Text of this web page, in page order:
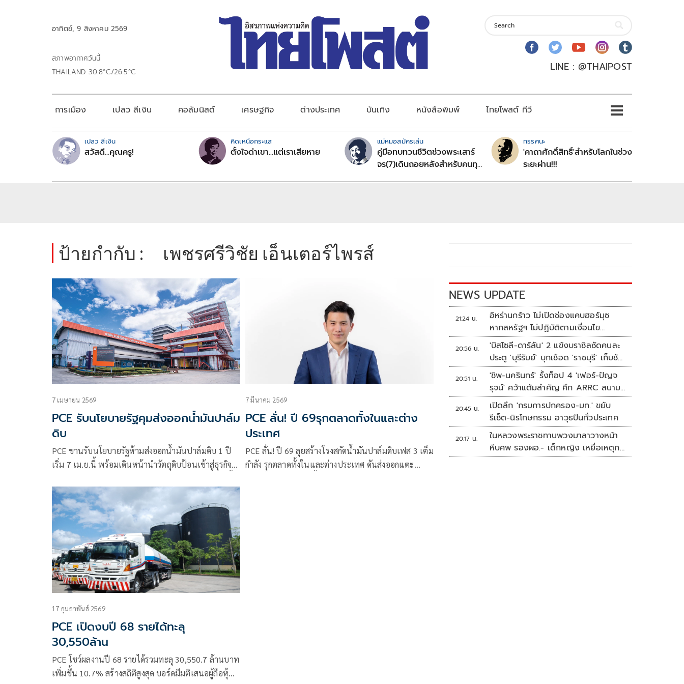
อาทิตย์, 9 สิงหาคม 2569
สภาพอากาศวันนี้
THAILAND 30.8°C/26.5°C
LINE : @THAIPOST
การเมือง เปลว สีเงิน คอลัมนิสต์ เศรษฐกิจ ต่างประเทศ บันเทิง หนังสือพิมพ์ ไทยโพสต์ ทีวี
เปลว สีเงิน
สวัสดี...คุณครู!
คิดเหนือกระแส
ตั้งใจด่าเขา...แต่เราเสียหาย
แม่หมอสมัครเล่น
คู่มือทบทวนชีวิตช่วงพระเสาร์
จร(7)เดินถอยหลังสำหรับคนทุก
ทรรศนะ
'คาถาศักดิ์สิทธิ์'สำหรับโลกในช่วง
ระยะผ่าน!!!
ป้ายกำกับ : เพชรศรีวิชัย เอ็นเตอร์ไพรส์
7 เมษายน 2569
PCE รับนโยบายรัฐคุมส่งออกน้ำมันปาล์ม
ดิบ
PCE ขานรับนโยบายรัฐห้ามส่งออกน้ำมันปาล์มดิบ 1 ปี
เริ่ม 7 เม.ย.นี้ พร้อมเดินหน้านำวัตถุดิบป้อนเข้าสู่ธุรกิจ
พร้อมตอกย้ำศักยภาพโครงสร้างธุรกิจครบวงจร ดันรายได้
ปีนี้นิวไฮ
7 มีนาคม 2569
PCE ลั่น! ปี 69รุกตลาดทั้งในและต่าง
ประเทศ
PCE ลั่น! ปี 69 ลุยสร้างโรงสกัดน้ำมันปาล์มดิบเฟส 3 เต็ม
กำลัง รุกตลาดทั้งในและต่างประเทศ ดันส่งออกแตะ
17 กุมภาพันธ์ 2569
PCE เปิดงบปี 68 รายได้ทะลุ
30,550ล้าน
PCE โชว์ผลงานปี 68 รายได้รวมทะลุ 30,550.7 ล้านบาท
เพิ่มขึ้น 10.7% สร้างสถิติสูงสุด บอร์ดมีมติเสนอผู้ถือหุ้น
NEWS UPDATE
21:24 น.
อิหร่านกร้าว ไม่เปิดช่องแคบฮอร์มุซ
หากสหรัฐฯ ไม่ปฏิบัติตามเงื่อนไข
ทั้งหมด
20:56 น.
'บิสโซลี-ดาร์ลัน' 2 แข้งบราซิลซัดคนละ
ประตู 'บุรีรัมย์' บุกเชือด 'ราชบุรี' เก็บชัย
อุ่นเครื่อง 4 นัดรวด
20:51 น.
'ชิพ-นครินทร์' รั้งท็อป 4 'เฟอร์-ปัญจ
รุจน์' คว้าแต้มสำคัญ ศึก ARRC สนาม
4 เรซ 2
20:45 น.
เปิดลึก 'กรมการปกครอง-มท.' ขยับ
รีเซ็ต-นิรโทษกรรม อาวุธปืนทั่วประเทศ
20:17 น.
ในหลวงพระราชทานพวงมาลาวางหน้า
หีบศพ รองผอ.- เด็กหญิง เหยื่อเหตุก
ราดยิง